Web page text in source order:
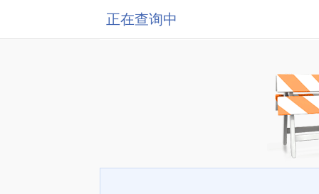
正在查询中